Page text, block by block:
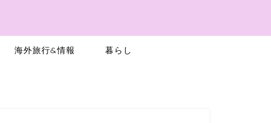
海外旅行&情報 暮らし